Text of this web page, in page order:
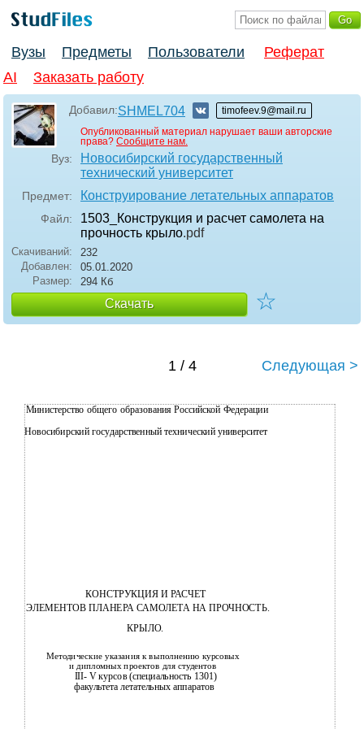
Вузы Предметы Пользователи
Реферат
AI
Заказать работу
Добавил:SHMEL704
timofeev.9@mail.ru
Опубликованный материал нарушает ваши авторские
права? Сообщите нам.
Вуз:
Новосибирский государственный
технический университет
Предмет: Конструирование летательных аппаратов
Файл:
1503_Конструкция и расчет самолета на
прочность крыло.pdf
Скачиваний:
232
Добавлен:
05.01.2020
Размер:
294 Кб
Скачать ☆
1 / 4 Следующая >
Министерство общего образования Российской Федерации
Новосибирский государственный технический университет
КОНСТРУКЦИЯ И РАСЧЕТ
ЭЛЕМЕНТОВ ПЛАНЕРА САМОЛЕТА НА ПРОЧНОСТЬ.
КРЫЛО.
Методические указания к выполнению курсовых
и дипломных проектов для студентов
III- V курсов (специальность 1301)
факультета летательных аппаратов